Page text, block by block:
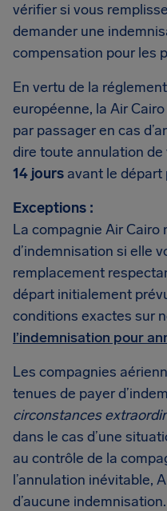
vérifier si vous
demander une
compensation pour les
En vertu de la
européenne, la Air
par passager en cas
dire toute annulation
14 jours avant le départ
Exceptions :
La compagnie Air Cairo
d’indemnisation si elle
remplacement
départ initialement
conditions exactes sur
l’indemnisation pour
Les compagnies
tenues de payer
circonstances
dans le cas d’une
au contrôle de la
l’annulation inévitable,
d’aucune